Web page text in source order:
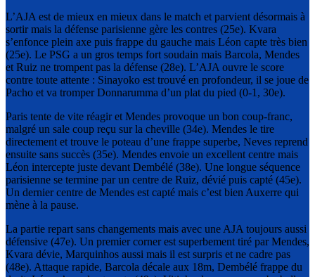
L’AJA est de mieux en mieux dans le match et parvient désormais à
sortir mais la défense parisienne gère les contres (25e). Kvara
s’enfonce plein axe puis frappe du gauche mais Léon capte très bien
(25e). Le PSG a un gros temps fort soudain mais Barcola, Mendes
et Ruiz ne trompent pas la défense (28e). L’AJA ouvre le score
contre toute attente : Sinayoko est trouvé en profondeur, il se joue de
Pacho et va tromper Donnarumma d’un plat du pied (0-1, 30e).
Paris tente de vite réagir et Mendes provoque un bon coup-franc,
malgré un sale coup reçu sur la cheville (34e). Mendes le tire
directement et trouve le poteau d’une frappe superbe, Neves reprend
ensuite sans succès (35e). Mendes envoie un excellent centre mais
Léon intercepte juste devant Dembélé (38e). Une longue séquence
parisienne se termine par un centre de Ruiz, dévié puis capté (45e).
Un dernier centre de Mendes est capté mais c’est bien Auxerre qui
mène à la pause.
La partie repart sans changements mais avec une AJA toujours aussi
défensive (47e). Un premier corner est superbement tiré par Mendes,
Kvara dévie, Marquinhos aussi mais il est surpris et ne cadre pas
(48e). Attaque rapide, Barcola décale aux 18m, Dembélé frappe du